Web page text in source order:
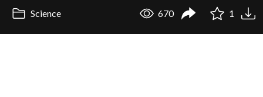
Science 670 1